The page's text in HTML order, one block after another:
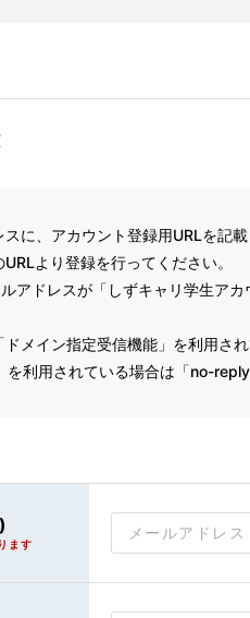
に、アカウント登録用URLを記載
より登録を行ってください。
アドレスが「しずキャリ学生アカ
メイン指定受信機能」を利用さ
を利用されている場合は「no-
ます